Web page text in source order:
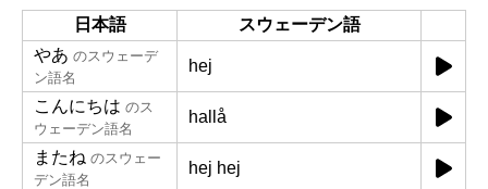
日本語
スウェーデン語
やあ のスウェーデ
ン語名
hej
こんにちは のス
ウェーデン語名
hallå
またね のスウェー
デン語名
hej hej